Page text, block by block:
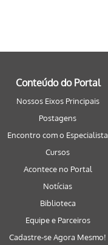
Conteúdo do Portal
Nossos Eixos Principais
Postagens
Encontro com o Especialista
Cursos
Acontece no Portal
Notícias
Biblioteca
Equipe e Parceiros
Cadastre-se Agora Mesmo!